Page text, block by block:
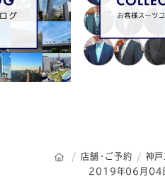
オーダースーツSADA
店舗・ご予約 神
2019年06月04